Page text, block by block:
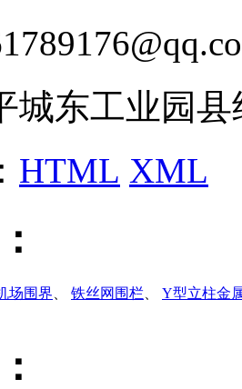
城东工业园县
HTML XML
场围界 铁丝网围栏
Y型立柱金